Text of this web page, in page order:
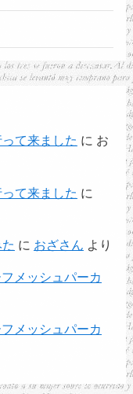
て来ました に お
て来ました に
に おざさん より
メッシュパーカ
メッシュパーカ